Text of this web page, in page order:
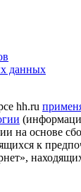
данных
hh.ru
на основе
к